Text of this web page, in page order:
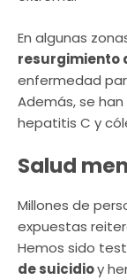
En algunas
resurgimiento
enfermedad
Además, se
hepatitis C y
Salud
Millones de
expuestas
Hemos sido
de suicidioy